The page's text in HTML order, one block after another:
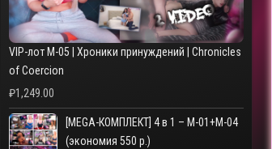
VIP-лот M-05 | Хроники принуждений | Chronicles
of Coercion
₽1,249.00
[MEGA-КОМПЛЕКТ] 4 в 1 – M-01+M-04
(экономия 550 р.)